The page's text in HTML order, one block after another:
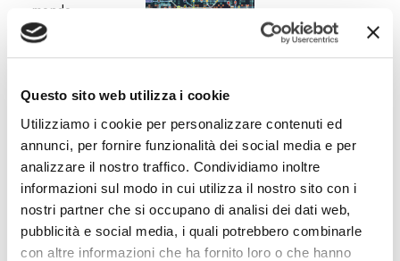
Questo sito web utilizza i cookie
Utilizziamo i cookie per personalizzare contenuti ed
annunci, per fornire funzionalità dei social media e per
analizzare il nostro traffico. Condividiamo inoltre
informazioni sul modo in cui utilizza il nostro sito con i
nostri partner che si occupano di analisi dei dati web,
pubblicità e social media, i quali potrebbero combinarle
con altre informazioni che ha fornito loro o che hanno
mondo
videogame anni
80 reinterpretate
e inaspettato
schemi e le
regole del gioco.
Un mondo
virtuale
psichedelico e
colorato, in cui
ogni strada ti